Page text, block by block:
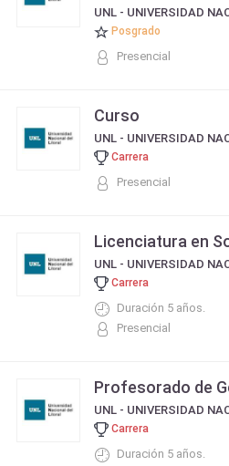
Posgrado
Presencial
Curso
Carrera
Presencial
Licenciatura en
Carrera
Duración 5 años.
Presencial
Profesorado de
Carrera
Duración 5 años.